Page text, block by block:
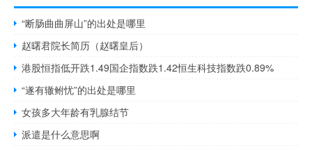
“断肠曲曲屏山”的出处是哪里
赵曙君院长简历（赵曙皇后）
港股恒指低开跌1.49国企指数跌1.42恒生科技指数跌0.89%
“遂有辙鲋忧”的出处是哪里
女孩多大年龄有乳腺结节
派遣是什么意思啊